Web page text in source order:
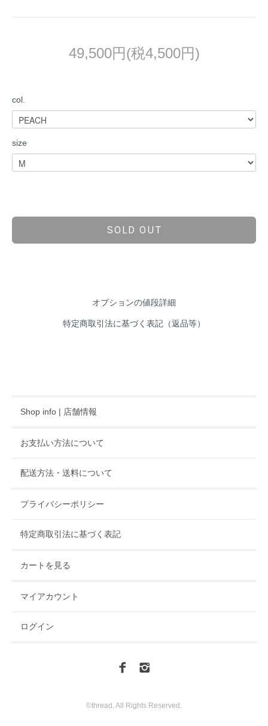
49,500円(税4,500円)
col.
size
SOLD OUT
オプションの値段詳細
特定商取引法に基づく表記（返品等）
Shop info | 店舗情報
お支払い方法について
配送方法・送料について
プライバシーポリシー
特定商取引法に基づく表記
カートを見る
マイアカウント
ログイン
©thread. All Rights Reserved.